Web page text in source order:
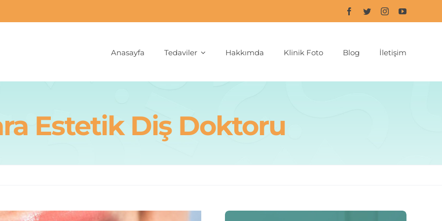
Anasayfa Tedaviler Hakkımda Klinik Foto Blog İletişim
Estetik Diş Doktoru